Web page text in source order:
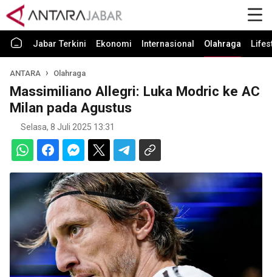
Jabar Terkini Ekonomi Internasional Olahraga
ANTARA Olahraga
Massimiliano Allegri: Luka Modric ke AC
Milan pada Agustus
Selasa, 8 Juli 2025 13:31